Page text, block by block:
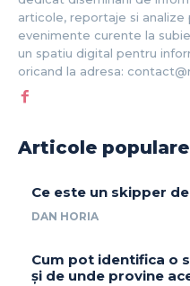
articole, reportaje si
evenimente curente la
un spatiu digital pentru
oricand la adresa:
Articole populare
Ce este un skipper
DAN HORIA
Cum pot identifica o
și de unde provine